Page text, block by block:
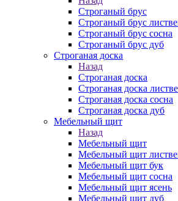
Строганый брус
Строганый брус
Строганый брус сосна
Строганый брус дуб
Строганая доска
Назад
Строганая доска
Строганая доска
Строганая доска сосна
Строганая доска дуб
Мебельный щит
Назад
Мебельный щит
Мебельный щит
Мебельный щит бук
Мебельный щит сосна
Мебельный щит ясень
Мебельный щит дуб